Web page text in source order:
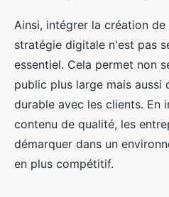
Ainsi, intégrer la création
stratégie digitale n'est pas
essentiel. Cela permet non
public plus large mais aussi
durable avec les clients. En
contenu de qualité, les
démarquer dans un
en plus compétitif.